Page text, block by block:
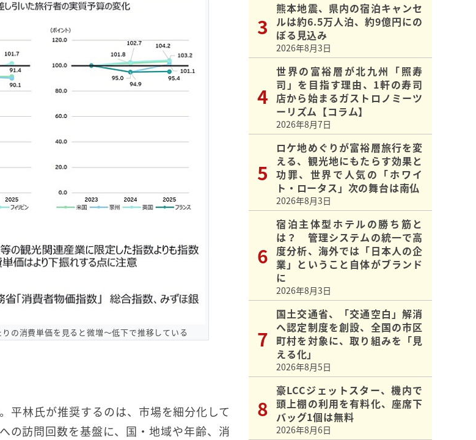
の消費単価を見ると微増～低下で推移している
平林氏が推奨するのは、市場を細分化して
の訪問回数を基盤に、国・地域や年齢、消
熊本地震、県内の宿泊キャンセ
ルは約6.5万人泊、約9億円にの
ぼる見込み
2026年8月3日
世界の富裕層が北九州「照寿
司」を目指す理由、1軒の寿司
店から始まるガストロノミーツ
ーリズム【コラム】
2026年8月7日
ロケ地めぐりが富裕層旅行を変
える、観光地にもたらす効果と
功罪、世界で人気の「ホワイ
ト・ロータス」次の舞台は南仏
2026年8月3日
宿泊主体型ホテルの勝ち筋と
は？ 管理システムの統一で高
度分析、海外では「日本人の企
業」ということ自体がブランド
に
2026年8月3日
国土交通省、「交通空白」解消
へ認定制度を創設、全国の市区
町村を対象に、取り組みを「見
える化」
2026年8月5日
豪LCCジェットスター、機内で
頭上棚の利用を有料化、座席下
バッグ1個は無料
2026年8月6日